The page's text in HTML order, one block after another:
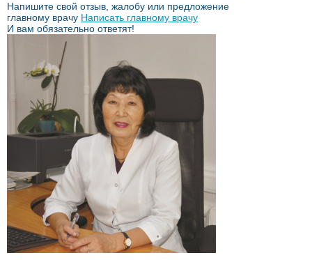
Напишите свой отзыв, жалобу или предложение
главному врачу Написать главному врачу
И вам обязательно ответят!